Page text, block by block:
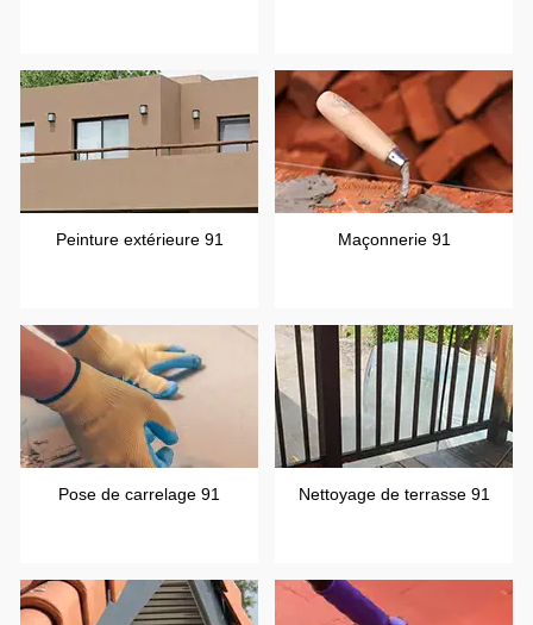
Peinture extérieure 91 Maçonnerie 91
Pose de carrelage 91 Nettoyage de terrasse 91